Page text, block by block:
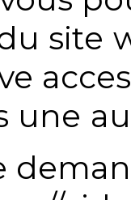
site
une